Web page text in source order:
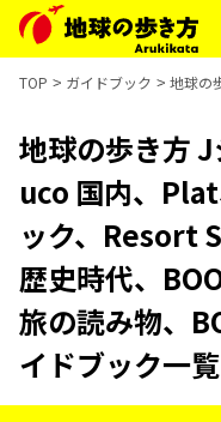
TOP ガイドブック 地球の
地球の歩き方
uco 国内、
ック、Resort
歴史時代、
旅の読み物、
イドブック一覧